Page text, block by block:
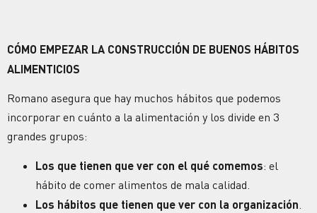
CÓMO EMPEZAR LA CONSTRUCCIÓN DE BUENOS HÁBITOS
ALIMENTICIOS
Romano asegura que hay muchos hábitos que podemos
incorporar en cuánto a la alimentación y los divide en 3
grandes grupos:
Los que tienen que ver con el qué comemos: el
hábito de comer alimentos de mala calidad.
Los hábitos que tienen que ver con la organización.